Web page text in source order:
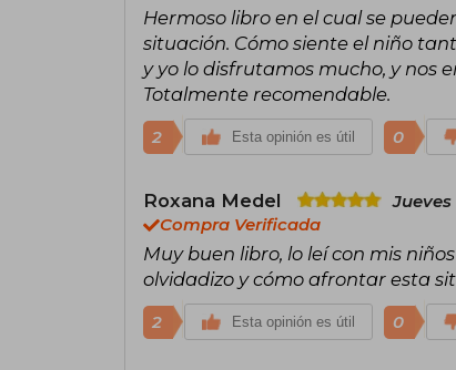
Hermoso libro en el cual se
situación. Cómo siente el niño
y yo lo disfrutamos mucho, y nos
Totalmente recomendable.
2 Esta opinión es útil 0
Roxana Medel
Jueves
Compra Verificada
Muy buen libro, lo leí con mis
olvidadizo y cómo afrontar esta
2 Esta opinión es útil 0